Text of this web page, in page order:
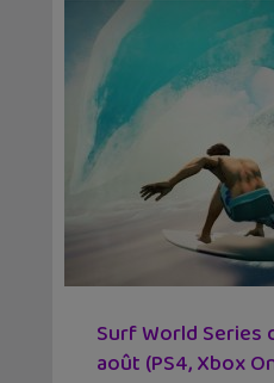
Surf World Series
août (PS4, Xbox